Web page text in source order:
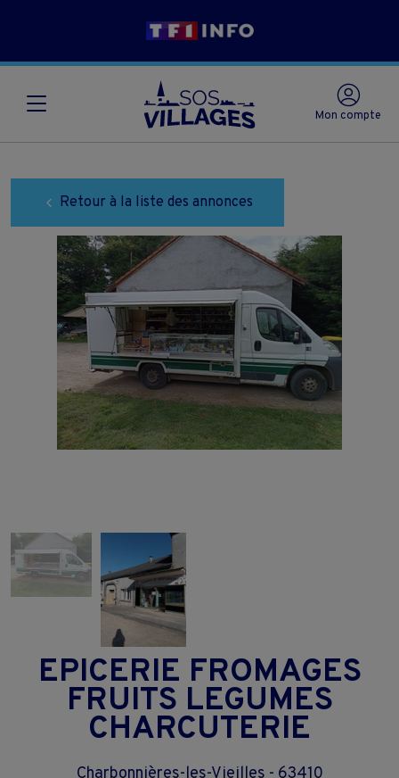
Mon compte
Retour à la liste des annonces
EPICERIE FROMAGES
FRUITS LEGUMES
CHARCUTERIE